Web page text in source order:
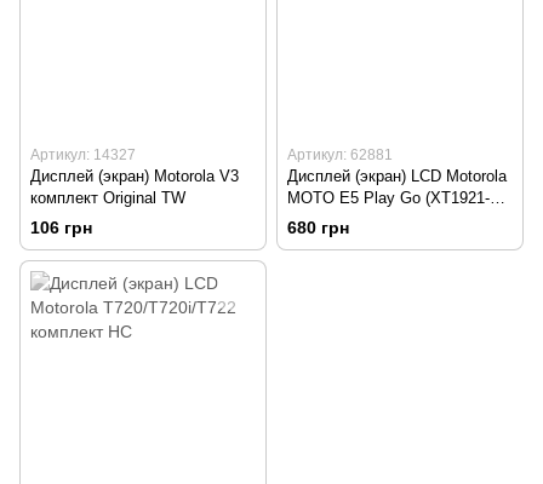
Артикул: 14327
Дисплей (экран) Motorola V3
комплект Original TW
106 грн
Артикул: 62881
Дисплей (экран) LCD Motorola
MOTO E5 Play Go (XT1921-16)
с тачскрином Black HC
680 грн